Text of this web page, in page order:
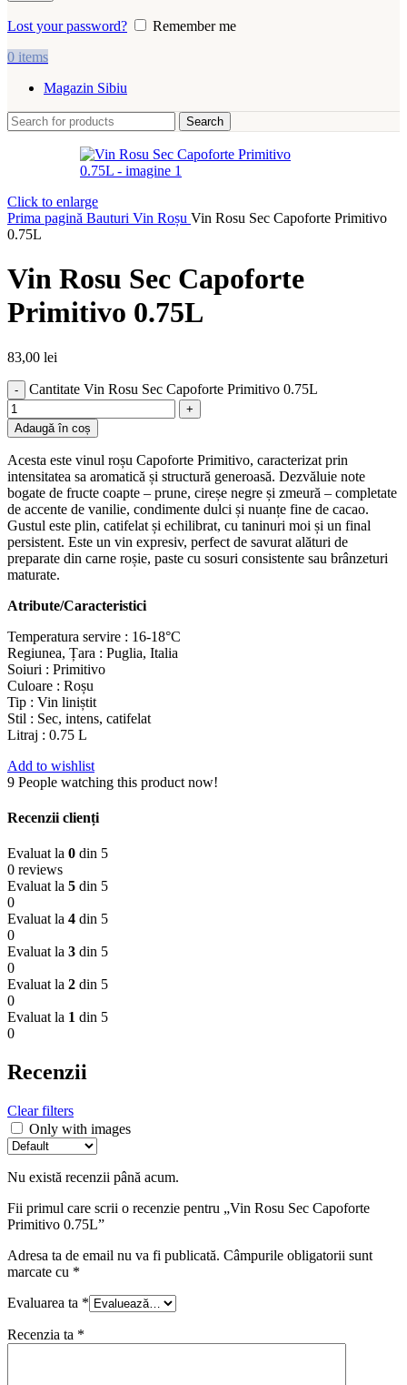
Lost your password?
Remember me
0 items
Magazin Sibiu
Search
Click to enlarge
Prima pagină Bauturi Vin Roșu Vin Rosu Sec Capoforte Primitivo
0.75L
Vin Rosu Sec Capoforte
Primitivo 0.75L
83,00 lei
Cantitate Vin Rosu Sec Capoforte Primitivo 0.75L
Adaugă în coș
Acesta este vinul roșu Capoforte Primitivo, caracterizat prin
intensitatea sa aromatică și structură generoasă. Dezvăluie note
bogate de fructe coapte – prune, cireșe negre și zmeură – completate
de accente de vanilie, condimente dulci și nuanțe fine de cacao.
Gustul este plin, catifelat și echilibrat, cu taninuri moi și un final
persistent. Este un vin expresiv, perfect de savurat alături de
preparate din carne roșie, paste cu sosuri consistente sau brânzeturi
maturate.
Atribute/Caracteristici
Temperatura servire : 16-18°C
Regiunea, Țara : Puglia, Italia
Soiuri : Primitivo
Culoare : Roșu
Tip : Vin liniștit
Stil : Sec, intens, catifelat
Litraj : 0.75 L
Add to wishlist
9 People watching this product now!
Recenzii clienți
Evaluat la 0 din 5
0 reviews
Evaluat la 5 din 5
0
Evaluat la 4 din 5
0
Evaluat la 3 din 5
0
Evaluat la 2 din 5
0
Evaluat la 1 din 5
0
Recenzii
Clear filters
Only with images
Nu există recenzii până acum.
Fii primul care scrii o recenzie pentru „Vin Rosu Sec Capoforte
Primitivo 0.75L”
Adresa ta de email nu va fi publicată. Câmpurile obligatorii sunt
marcate cu *
Evaluarea ta *
Recenzia ta *